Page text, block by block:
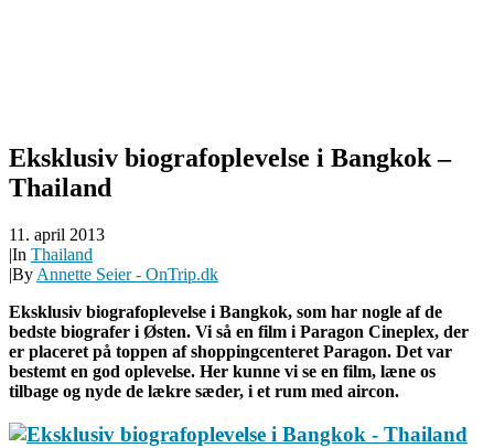
Eksklusiv biografoplevelse i Bangkok –
Thailand
11. april 2013
|In Thailand
|By Annette Seier - OnTrip.dk
Eksklusiv biografoplevelse i Bangkok, som har nogle af de
bedste biografer i Østen. Vi så en film i Paragon Cineplex, der
er placeret på toppen af shoppingcenteret Paragon. Det var
bestemt en god oplevelse. Her kunne vi se en film, læne os
tilbage og nyde de lækre sæder, i et rum med aircon.